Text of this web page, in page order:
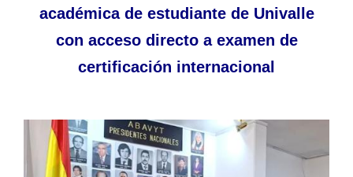
académica de estudiante de Univalle
con acceso directo a examen de
certificación internacional